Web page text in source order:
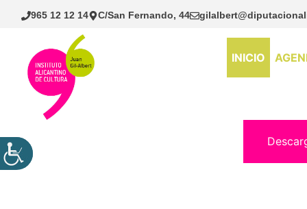
Saltar
965 12 12 14 C/San Fernando, 44
INICIO